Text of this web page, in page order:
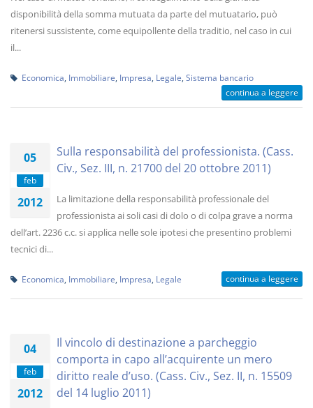
disponibilità della somma mutuata da parte del mutuatario, può
ritenersi sussistente, come equipollente della traditio, nel caso in cui
il...
Economica Immobiliare Impresa Legale Sistema bancario
continua a leggere
05
feb
2012
Sulla responsabilità del professionista. (Cass.
Civ., Sez. III, n. 21700 del 20 ottobre 2011)
La limitazione della responsabilità professionale del
professionista ai soli casi di dolo o di colpa grave a norma
dell’art. 2236 c.c. si applica nelle sole ipotesi che presentino problemi
tecnici di...
Economica Immobiliare Impresa Legale continua a leggere
04
feb
2012
Il vincolo di destinazione a parcheggio
comporta in capo all’acquirente un mero
diritto reale d’uso. (Cass. Civ., Sez. II, n. 15509
del 14 luglio 2011)